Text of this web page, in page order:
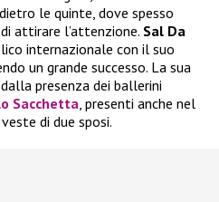
le quinte, dove spesso
attirare l’attenzione. Sal Da
internazionale con il suo
un grande successo. La sua
presenza dei ballerini
Sacchetta, presenti anche nel
di due sposi.